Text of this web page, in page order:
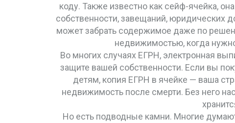
коду. Также известно как сейф-ячейка,
собственности, завещаний, юридических
может забрать содержимое даже по
недвижимостью, когда
Во многих случаях ЕГРН, электронная
защите вашей собственности. Если вы
детям, копия ЕГРН в ячейке — ваша
недвижимость после смерти. Без него
Но есть подводные камни. Многие